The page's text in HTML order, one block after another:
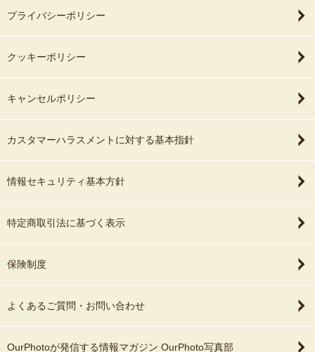
プライバシーポリシー
クッキーポリシー
キャンセルポリシー
カスタマーハラスメントに対する基本指針
情報セキュリティ基本方針
特定商取引法に基づく表示
保険制度
よくあるご質問・お問い合わせ
OurPhotoが発信する情報マガジン OurPhoto写真部